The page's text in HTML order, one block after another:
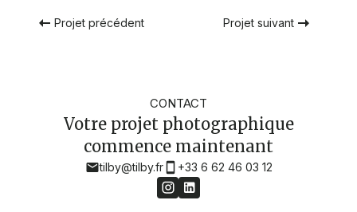
Projet précédent Projet suivant
CONTACT
Votre projet photographique
commence maintenant
tilby@tilby.fr +33 6 62 46 03 12